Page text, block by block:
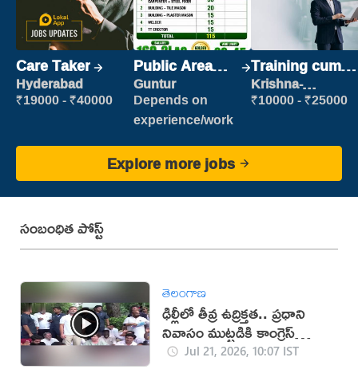
Care Taker
Hyderabad
₹19000 - ₹40000
Public Area
Cleaner
Guntur
Depends on
experience/work
Training cum
Placement
Krishna-
vijayawada
₹10000 - ₹25000
Explore more jobs
సంబంధిత పోస్ట్
తెలంగాణ
ఢిల్లీలో తీవ్ర ఉద్రిక్తత.. ప్రధాని
నివాసం ముట్టడికి కాంగ్రెస్
యత్నం!
Jul 21, 2026, 10:07 IST